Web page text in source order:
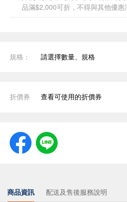
品滿$2,000可折，不得與其他優惠
規格： 請選擇數量、規格
折價券 查看可使用的折價券
商品資訊 配送及售後服務說明